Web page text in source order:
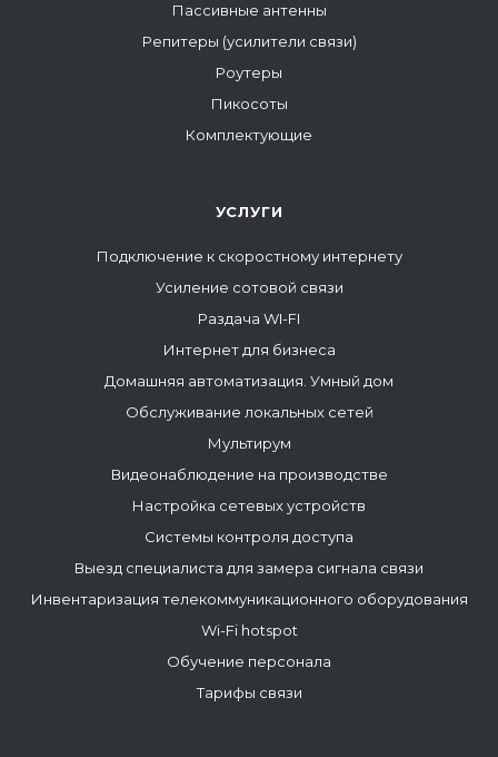
Пассивные антенны
Репитеры (усилители связи)
Роутеры
Пикосоты
Комплектующие
УСЛУГИ
Подключение к скоростному интернету
Усиление сотовой связи
Раздача WI-FI
Интернет для бизнеса
Домашняя автоматизация. Умный дом
Обслуживание локальных сетей
Мультирум
Видеонаблюдение на производстве
Настройка сетевых устройств
Системы контроля доступа
Выезд специалиста для замера сигнала связи
Инвентаризация телекоммуникационного оборудования
Wi-Fi hotspot
Обучение персонала
Тарифы связи